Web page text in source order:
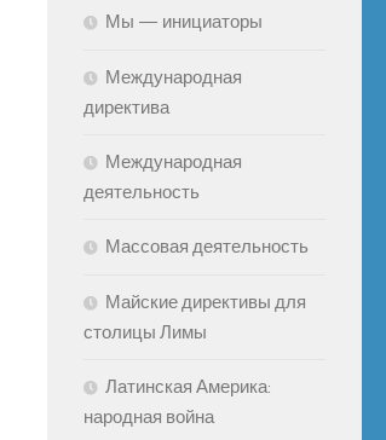
Мы — инициаторы
Международная
директива
Международная
деятельность
Массовая деятельность
Майские директивы для
столицы Лимы
Латинская Америка:
народная война